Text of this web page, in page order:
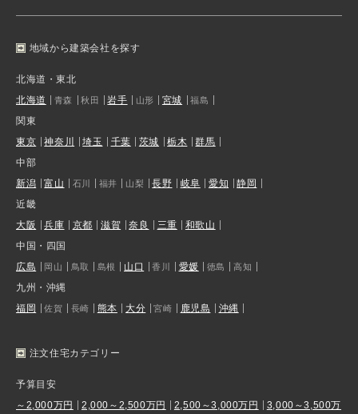
地域から建築会社を探す
北海道・東北
北海道
青森 秋田 岩手 山形 宮城 福島
関東
東京
神奈川 埼玉 千葉 茨城 栃木
群馬
中部
新潟
富山 石川 福井 山梨 長野 岐阜 愛知
静岡
近畿
大阪
兵庫 京都 滋賀 奈良 三重
和歌山
中国・四国
広島
岡山 鳥取 島根 山口 香川 愛媛 徳島 高知
九州・沖縄
福岡
佐賀 長崎 熊本 大分 宮崎 鹿児島 沖縄
注文住宅カテゴリー
予算目安
～2,000万円
2,000～2,500万円 2,500～3,000万円
3,000～3,500万